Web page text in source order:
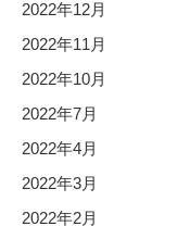
2022年12月
2022年11月
2022年10月
2022年7月
2022年4月
2022年3月
2022年2月